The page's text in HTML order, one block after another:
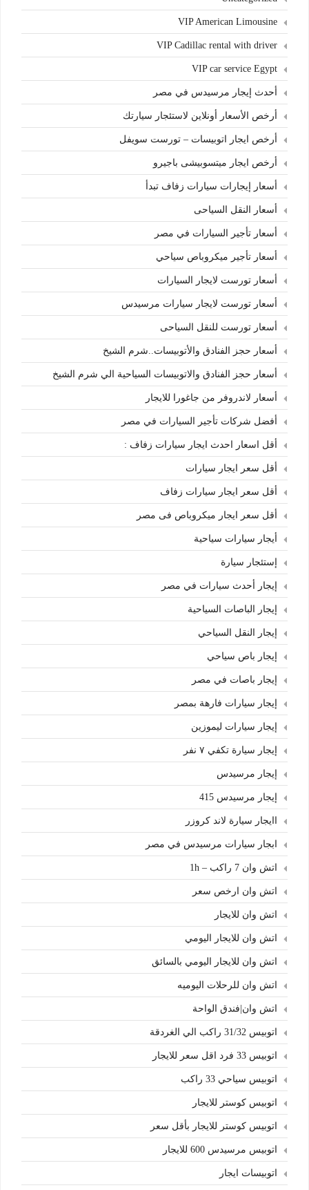
VIP American Limousine
VIP Cadillac rental with driver
VIP car service Egypt
أحدث إيجار مرسيدس في مصر
أرخص الأسعار أونلاين لاستئجار سيارتك
أرخص ايجار اتوبيسات – تورست سويفل
أرخص ايجار ميتسوبيشى باجيرو
أسعار إيجارات سيارات زفاف تبدأ
أسعار النقل السياحى
أسعار تأجير السيارات في مصر
أسعار تأجير ميكروباص سياحي
أسعار تورست لايجار السيارات
أسعار تورست لايجار سيارات مرسيدس
أسعار تورست للنقل السياحى
أسعار حجز الفنادق والأتوبيسات..شرم الشيخ
أسعار حجز الفنادق والاتوبيسات السياحية الي شرم الشيخ
أسعار لاندروفر من جاغورا للايجار
أفضل شركات تأجير السيارات في مصر
أقل اسعار احدث ايجار سيارات زفاف :
أقل سعر ايجار سيارات
أقل سعر ايجار سيارات زفاف
أقل سعر ايجار ميكروباص فى مصر
أيجار سيارات سياحية
إستئجار سيارة
إيجار أحدث سيارات في مصر
إيجار الباصات السياحية
إيجار النقل السياحي
إيجار باص سياحي
إيجار باصات في مصر
إيجار سيارات فارهة بمصر
إيجار سيارات ليموزين
إيجار سيارة تكفي ٧ نفر
إيجار مرسيدس
إيجار مرسيدس 415
اايجار سيارة لاند كروزر
ابجار سيارات مرسيدس في مصر
اتش وان 7 راكب – 1h
اتش وان ارخص سعر
اتش وان للايجار
اتش وان للايجار اليومي
اتش وان للايجار اليومي بالسائق
اتش وان للرحلات اليوميه
اتش وان|فندق الواحة
اتوبيس 31/32 راكب الي الغردقة
اتوبيس 33 فرد اقل سعر للايجار
اتوبيس سياحي 33 راكب
اتوبيس كوستر للايجار
اتوبيس كوستر للايجار بأقل سعر
اتوبيس مرسيدس 600 للايجار
اتوبيسات ايجار